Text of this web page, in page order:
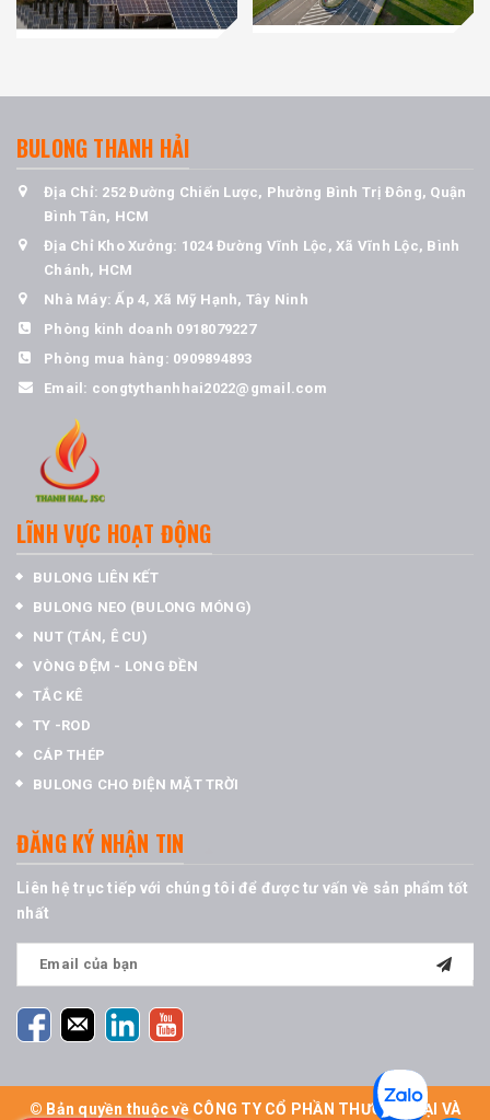
BULONG THANH HẢI
Địa Chỉ: 252 Đường Chiến Lược, Phường Bình Trị Đông, Quận
Bình Tân, HCM
Địa Chỉ Kho Xưởng: 1024 Đường Vĩnh Lộc, Xã Vĩnh Lộc, Bình
Chánh, HCM
Nhà Máy: Ấp 4, Xã Mỹ Hạnh, Tây Ninh
Phòng kinh doanh 0918079227
Phòng mua hàng: 0909894893
Email: congtythanhhai2022@gmail.com
LĨNH VỰC HOẠT ĐỘNG
BULONG LIÊN KẾT
BULONG NEO (BULONG MÓNG)
NUT (TÁN, Ê CU)
VÒNG ĐỆM - LONG ĐỀN
TẮC KÊ
TY -ROD
CÁP THÉP
BULONG CHO ĐIỆN MẶT TRỜI
ĐĂNG KÝ NHẬN TIN
Liên hệ trục tiếp với chúng tôi để được tư vấn về sản phẩm tốt
nhất
© Bản quyền thuộc về CÔNG TY CỔ PHẦN THƯƠNG MẠI VÀ